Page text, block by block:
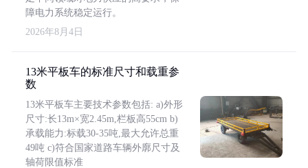
障电力系统稳定运行。
2026年8月4日
13米平板车的标准尺寸和载重参
数
13米平板车主要技术参数包括: a)外形
尺寸:长13m×宽2.45m,栏板高55cm b)
承载能力:标载30-35吨,最大允许总重
49吨 c)符合国家道路车辆外廓尺寸及
轴荷限值标准